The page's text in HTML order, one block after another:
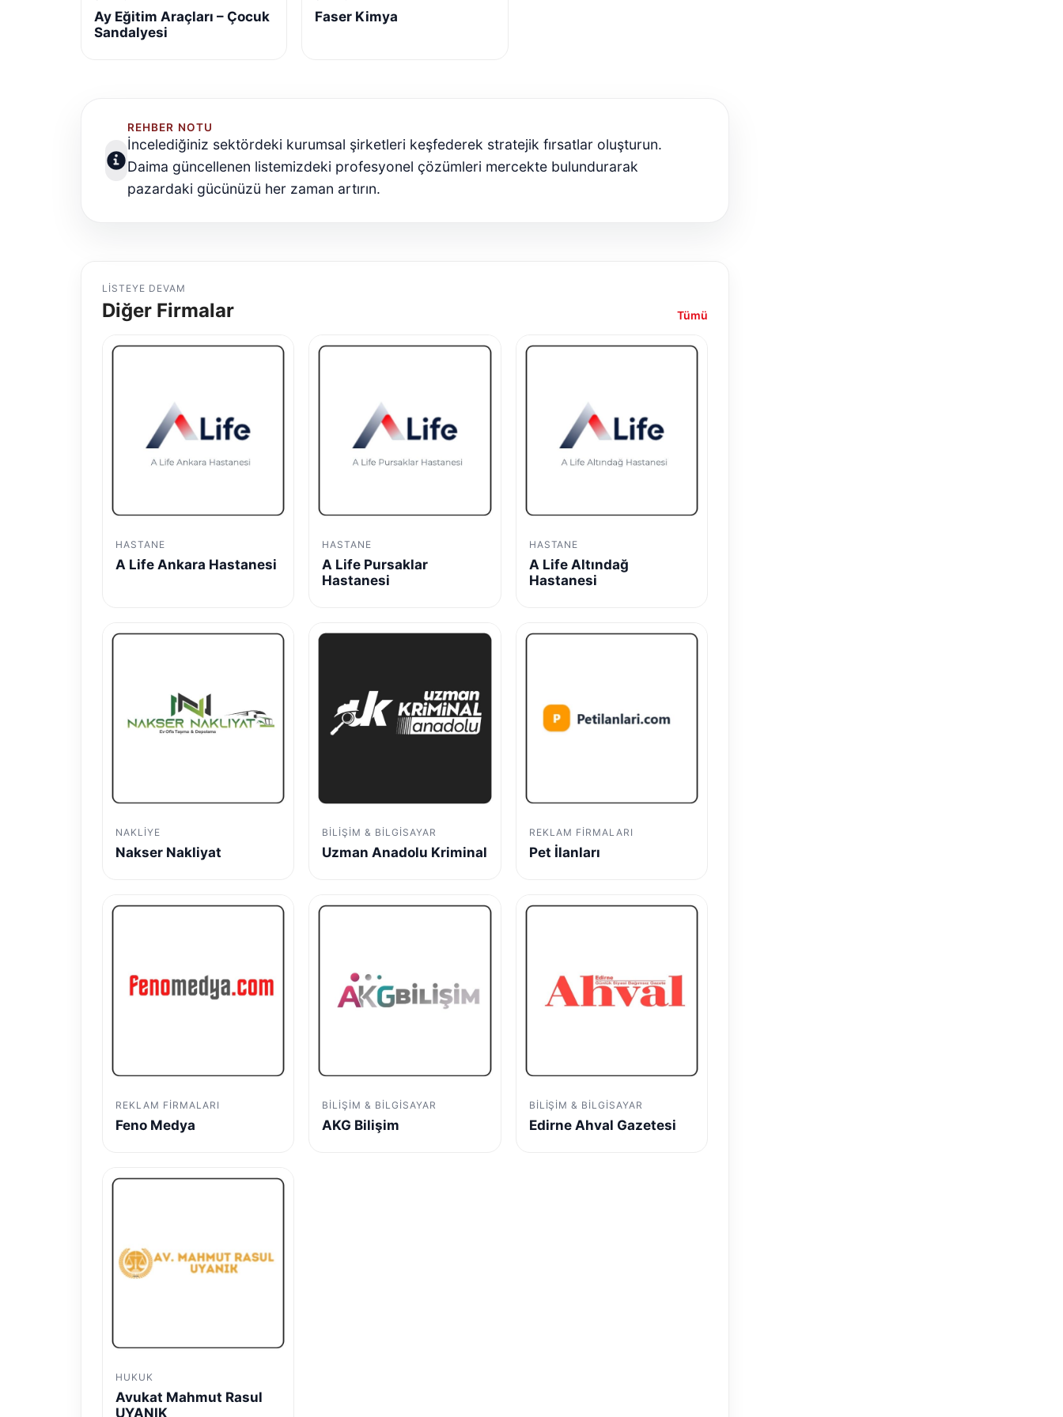
Ay Eğitim Araçları – Çocuk
Sandalyesi
Faser Kimya
REHBER NOTU
İncelediğiniz sektördeki kurumsal şirketleri keşfederek stratejik fırsatlar oluşturun.
Daima güncellenen listemizdeki profesyonel çözümleri mercekte bulundurarak
pazardaki gücünüzü her zaman artırın.
LISTEYE DEVAM
Diğer Firmalar Tümü
HASTANE
A Life Ankara Hastanesi
HASTANE
A Life Pursaklar
Hastanesi
HASTANE
A Life Altındağ
Hastanesi
NAKLIYE
Nakser Nakliyat
BILIŞIM & BILGISAYAR
Uzman Anadolu Kriminal
REKLAM FIRMALARI
Pet İlanları
REKLAM FIRMALARI
Feno Medya
BILIŞIM & BILGISAYAR
AKG Bilişim
BILIŞIM & BILGISAYAR
Edirne Ahval Gazetesi
HUKUK
Avukat Mahmut Rasul
UYANIK